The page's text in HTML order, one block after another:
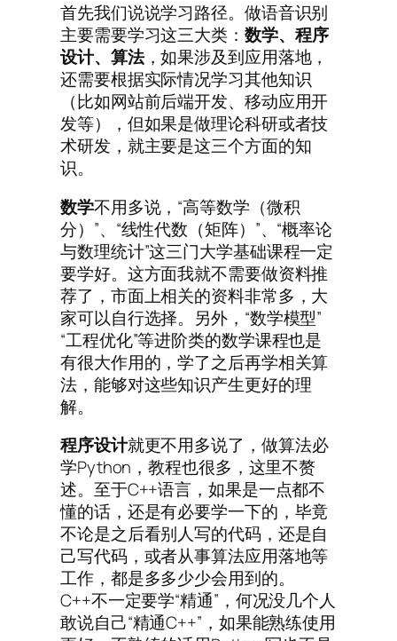
首先我们说说学习路径。做语音识别
主要需要学习这三大类： 数学、程序
设计、算法，如果涉及到应用落地，
还需要根据实际情况学习其他知识
（比如网站前后端开发、移动应用开
发等），但如果是做理论科研或者技
术研发，就主要是这三个方面的知
识。
数学不用多说，“高等数学（微积
分）”、“线性代数（矩阵）”、“概率论
与数理统计”这三门大学基础课程一定
要学好。这方面我就不需要做资料推
荐了，市面上相关的资料非常多，大
家可以自行选择。另外，“数学模型”
“工程优化”等进阶类的数学课程也是
有很大作用的，学了之后再学相关算
法，能够对这些知识产生更好的理
解。
程序设计就更不用多说了，做算法必
学Python，教程也很多，这里不赘
述。至于C++语言，如果是一点都不
懂的话，还是有必要学一下的，毕竟
不论是之后看别人写的代码，还是自
己写代码，或者从事算法应用落地等
工作，都是多多少少会用到的。
C++不一定要学“精通”，何况没几个人
敢说自己“精通C++”，如果能熟练使用